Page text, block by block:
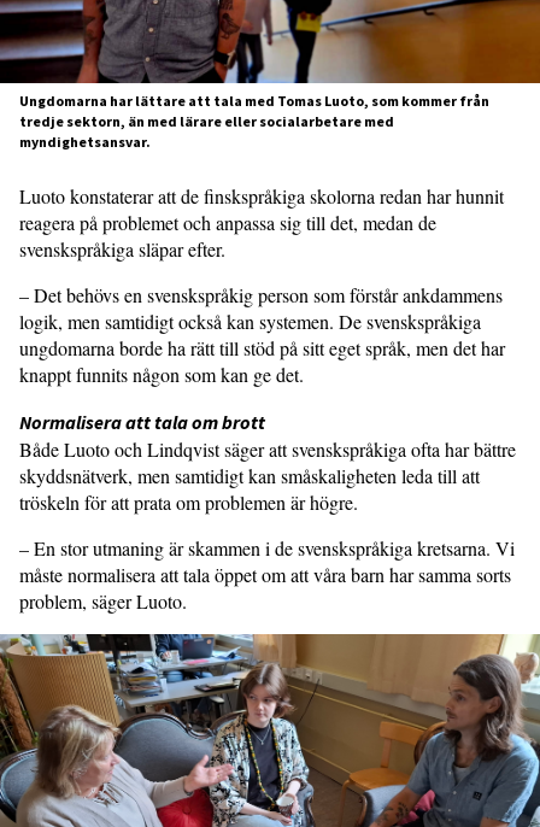
Ungdomarna har lättare att tala med Tomas Luoto, som kommer från
tredje sektorn, än med lärare eller socialarbetare med
myndighetsansvar.
Luoto konstaterar att de finskspråkiga skolorna redan har hunnit
reagera på problemet och anpassa sig till det, medan de
svenskspråkiga släpar efter.
– Det behövs en svenskspråkig person som förstår ankdammens
logik, men samtidigt också kan systemen. De svenskspråkiga
ungdomarna borde ha rätt till stöd på sitt eget språk, men det har
knappt funnits någon som kan ge det.
Normalisera att tala om brott
Både Luoto och Lindqvist säger att svenskspråkiga ofta har bättre
skyddsnätverk, men samtidigt kan småskaligheten leda till att
tröskeln för att prata om problemen är högre.
– En stor utmaning är skammen i de svenskspråkiga kretsarna. Vi
måste normalisera att tala öppet om att våra barn har samma sorts
problem, säger Luoto.